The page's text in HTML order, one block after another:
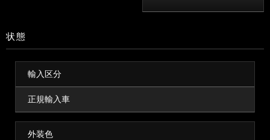
状態
輸入区分
正規輸入車
外装色